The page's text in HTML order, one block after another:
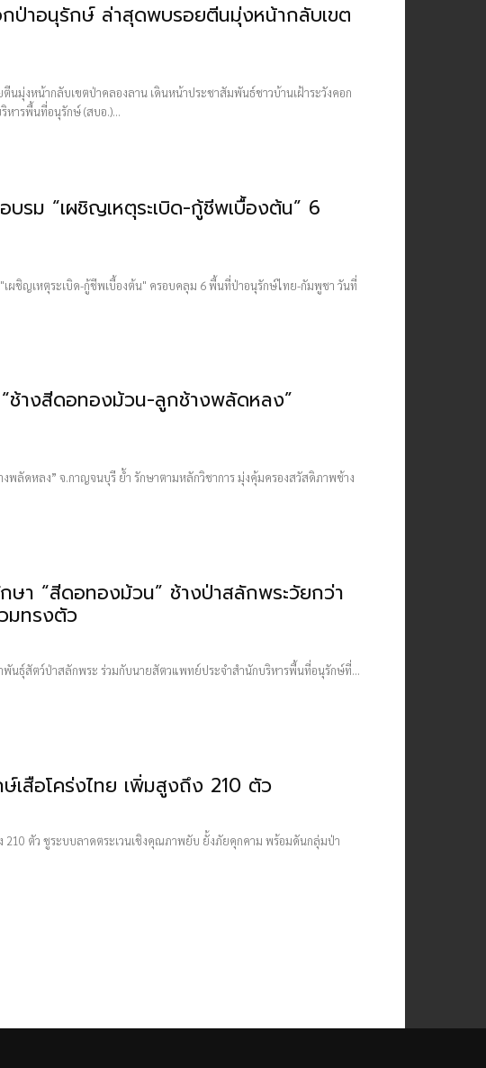
กป่าอนุรักษ์ ล่าสุดพบรอยตีนมุ่งหน้ากลับเขต
นมุ่งหน้ากลับเขตป่าคลองลาน เดินหน้าประชาสัมพันธ์ชาวบ้านเฝ้าระวังคอก
นักบริหารพื้นที่อนุรักษ์ (สบอ.)...
รม “เผชิญเหตุระเบิด-กู้ชีพเบื้องต้น” 6
ญเหตุระเบิด-กู้ชีพเบื้องต้น" ครอบคลุม 6 พื้นที่ป่าอนุรักษ์ไทย-กัมพูชา วันที่
ช้างสีดอทองม้วน-ลูกช้างพลัดหลง”
พลัดหลง” จ.กาญจนบุรี ย้ำ รักษาตามหลักวิชาการ มุ่งคุ้มครองสวัสดิภาพช้าง
ษา “สีดอทองม้วน” ช้างป่าสลักพระวัยกว่า
มทรงตัว
าพันธุ์สัตว์ป่าสลักพระ ร่วมกับนายสัตวแพทย์ประจำสำนักบริหารพื้นที่อนุรักษ์ที่...
เสือโคร่งไทย เพิ่มสูงถึง 210 ตัว
210 ตัว ชูระบบลาดตระเวนเชิงคุณภาพยับ ยั้งภัยคุกคาม พร้อมดันกลุ่มป่า